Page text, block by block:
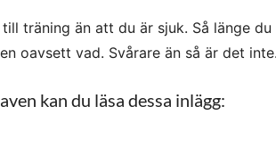
träning än att du är sjuk. Så länge
oavsett vad. Svårare än så är det inte.
kan du läsa dessa inlägg: